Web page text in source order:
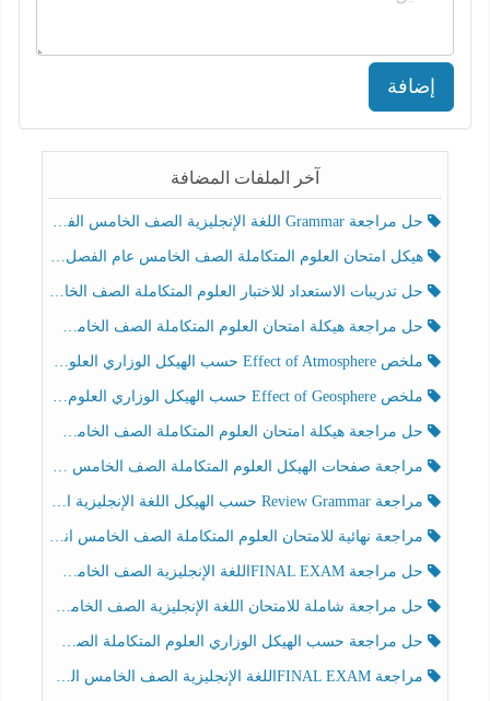
إضافة
آخر الملفات المضافة
حل مراجعة Grammar اللغة الإنجليزية الصف الخامس الفصل الثالث
هيكل امتحان العلوم المتكاملة الصف الخامس عام الفصل الدراسي الثالث 2025-2026
حل تدريبات الاستعداد للاختبار العلوم المتكاملة الصف الخامس عام الفصل الثالث
حل مراجعة هيكلة امتحان العلوم المتكاملة الصف الخامس انسبير الفصل الثالث
ملخص Effect of Atmosphere حسب الهيكل الوزاري العلوم المتكاملة الصف الخامس انسبير الفصل الثالث
ملخص Effect of Geosphere حسب الهيكل الوزاري العلوم المتكاملة الصف الخامس انسبير الفصل الثالث
حل مراجعة هيكلة امتحان العلوم المتكاملة الصف الخامس عام الفصل الثالث
مراجعة صفحات الهيكل العلوم المتكاملة الصف الخامس انسبير الفصل الثالث
مراجعة Review Grammar حسب الهيكل اللغة الإنجليزية الصف الخامس الفصل الثالث
مراجعة نهائية للامتحان العلوم المتكاملة الصف الخامس انسبير الفصل الثالث
حل مراجعة FINAL EXAMاللغة الإنجليزية الصف الخامس الفصل الثالث
حل مراجعة شاملة للامتحان اللغة الإنجليزية الصف الخامس الفصل الثالث
حل مراجعة حسب الهيكل الوزاري العلوم المتكاملة الصف الخامس عام الفصل الثالث
مراجعة FINAL EXAMاللغة الإنجليزية الصف الخامس الفصل الثالث